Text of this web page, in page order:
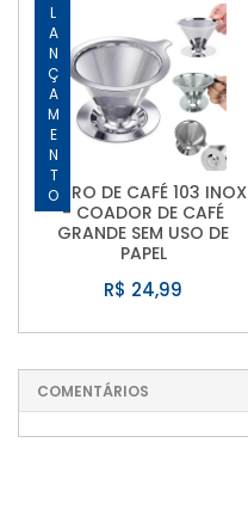
LANÇAMENTO
FILTRO DE CAFÉ 103 INOX
- COADOR DE CAFÉ
GRANDE SEM USO DE
PAPEL
R$ 24,99
COMENTÁRIOS